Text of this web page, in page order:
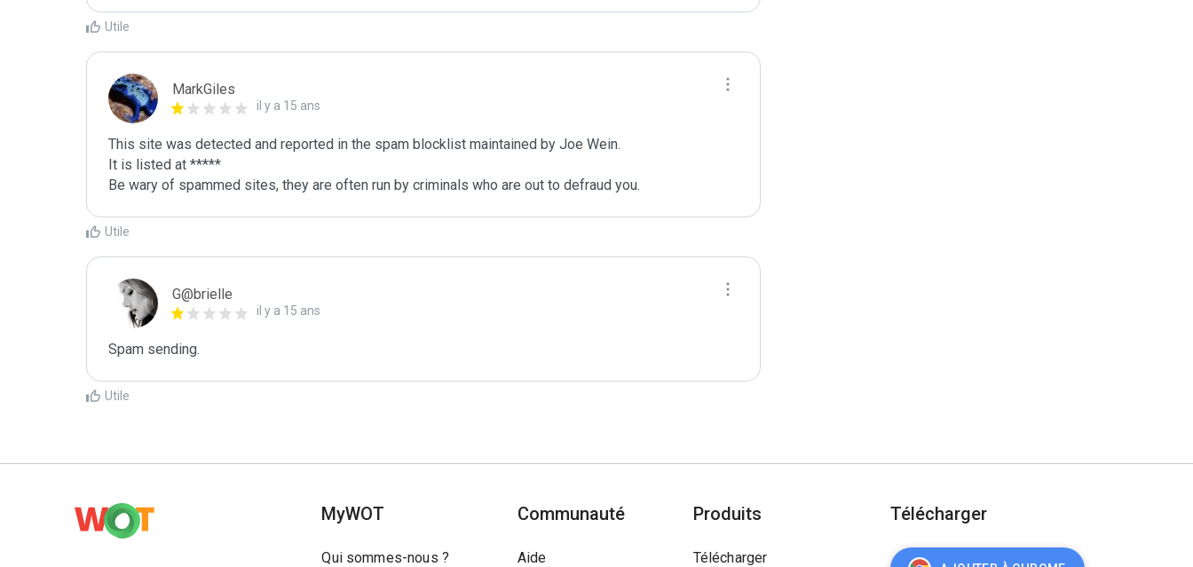
Utile
MarkGiles
il y a 15 ans
This site was detected and reported in the spam blocklist maintained by Joe Wein.
It is listed at *****
Be wary of spammed sites, they are often run by criminals who are out to defraud you.
Utile
G@brielle
il y a 15 ans
Spam sending.
Utile
MyWOT
Qui sommes-nous ?
Communauté
Aide
Produits
Télécharger
Télécharger